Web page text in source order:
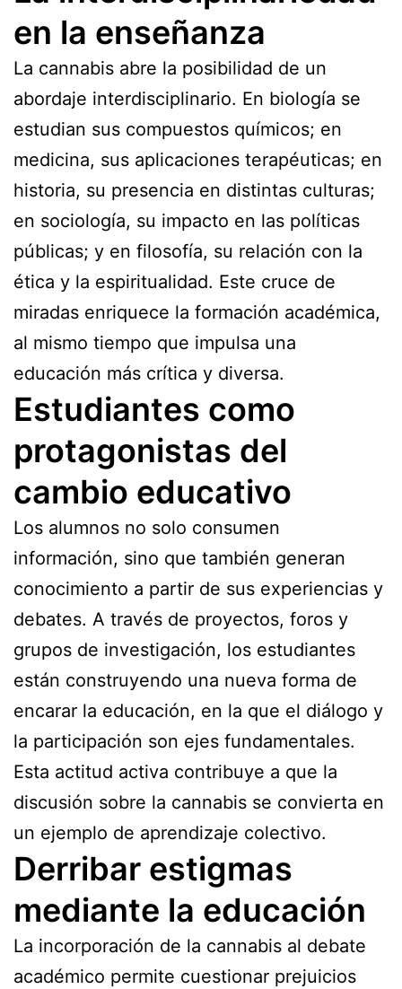
en la enseñanza
La cannabis abre la posibilidad de un
abordaje interdisciplinario. En biología se
estudian sus compuestos químicos; en
medicina, sus aplicaciones terapéuticas; en
historia, su presencia en distintas culturas;
en sociología, su impacto en las políticas
públicas; y en filosofía, su relación con la
ética y la espiritualidad. Este cruce de
miradas enriquece la formación académica,
al mismo tiempo que impulsa una
educación más crítica y diversa.
Estudiantes como
protagonistas del
cambio educativo
Los alumnos no solo consumen
información, sino que también generan
conocimiento a partir de sus experiencias y
debates. A través de proyectos, foros y
grupos de investigación, los estudiantes
están construyendo una nueva forma de
encarar la educación, en la que el diálogo y
la participación son ejes fundamentales.
Esta actitud activa contribuye a que la
discusión sobre la cannabis se convierta en
un ejemplo de aprendizaje colectivo.
Derribar estigmas
mediante la educación
La incorporación de la cannabis al debate
académico permite cuestionar prejuicios